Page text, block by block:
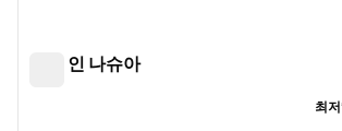
햄튼 인 나슈아
최